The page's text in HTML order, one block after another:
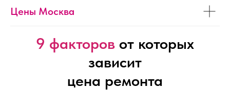
Цены Москва
9 факторов от которых
зависит
цена ремонта